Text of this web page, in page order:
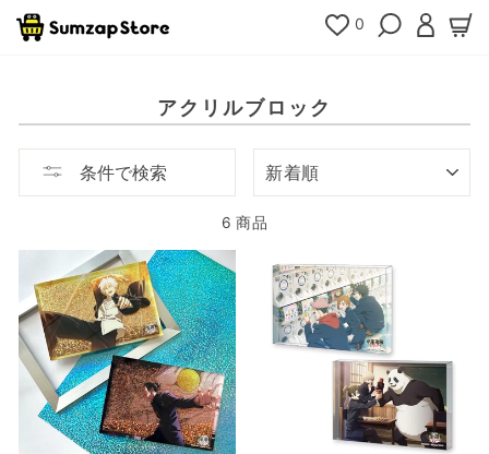
0 検索 ログ
アクリルブロック
条件で検索
ー
6 商品